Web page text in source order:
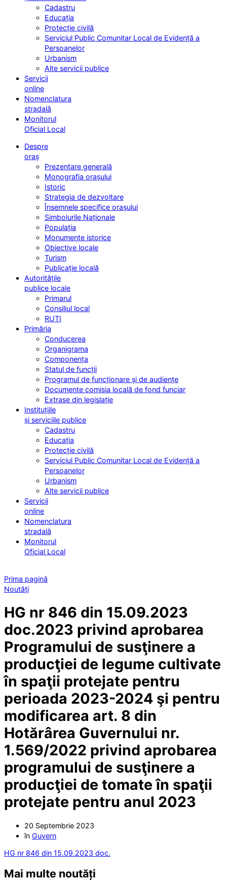
Cadastru
Educația
Protecție civilă
Serviciul Public Comunitar Local de Evidență a
Persoanelor
Urbanism
Alte servicii publice
Servicii
online
Nomenclatura
stradală
Monitorul
Oficial Local
Despre
oraș
Prezentare generală
Monografia orașului
Istoric
Strategia de dezvoltare
Însemnele specifice orașului
Simbolurile Naționale
Populația
Monumente istorice
Obiective locale
Turism
Publicație locală
Autoritățile
publice locale
Primarul
Consiliul local
RUTI
Primăria
Conducerea
Organigrama
Componența
Statul de funcții
Programul de funcționare și de audiențe
Documente comisia locală de fond funciar
Extrase din legislație
Instituțiile
și serviciile publice
Cadastru
Educația
Protecție civilă
Serviciul Public Comunitar Local de Evidență a
Persoanelor
Urbanism
Alte servicii publice
Servicii
online
Nomenclatura
stradală
Monitorul
Oficial Local
Prima pagină
Noutăți
HG nr 846 din 15.09.2023
doc.2023 privind aprobarea
Programului de susţinere a
producţiei de legume cultivate
în spaţii protejate pentru
perioada 2023-2024 şi pentru
modificarea art. 8 din
Hotărârea Guvernului nr.
1.569/2022 privind aprobarea
programului de susţinere a
producţiei de tomate în spaţii
protejate pentru anul 2023
20 Septembrie 2023
în Guvern
HG nr 846 din 15.09.2023 doc.
Mai multe noutăți